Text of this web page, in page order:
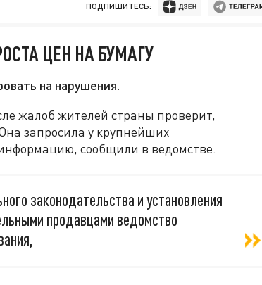
ПОДПИШИТЕСЬ:
ЦЕН НА БУМАГУ
на нарушения.
жалоб жителей страны проверит,
запросила у крупнейших
сообщили в ведомстве.
законодательства и установления
продавцами ведомство